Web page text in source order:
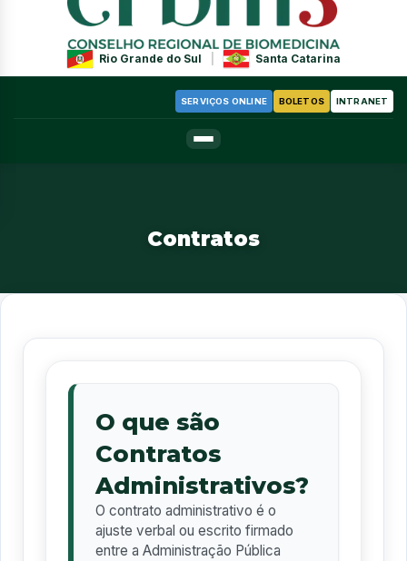
Rio Grande do Sul Santa Catarina
SERVIÇOS ONLINE BOLETOS INTRANET
Contratos
O que são
Contratos
Administrativos?
O contrato administrativo é o
ajuste verbal ou escrito firmado
entre a Administração Pública